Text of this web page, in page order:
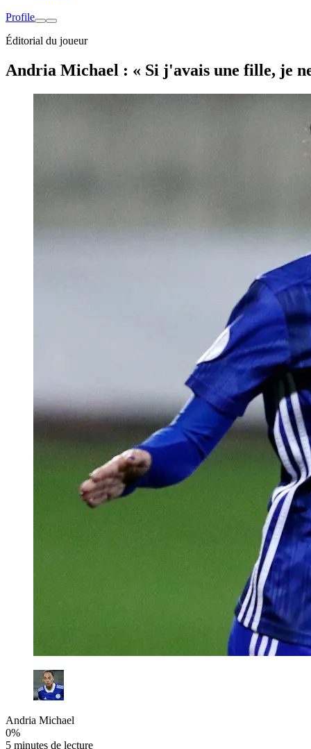
Profile
Éditorial du joueur
Andria Michael : « Si j'avais une fille, je
Andria Michael
0%
5 minutes de lecture